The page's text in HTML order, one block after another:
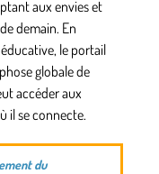
aux envies et
demain. En
le portail
globale de
accéder aux
il se connecte.
du